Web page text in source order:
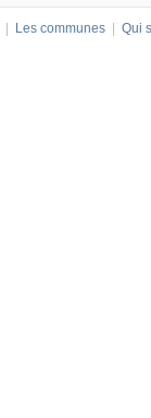
| Les communes | Qui